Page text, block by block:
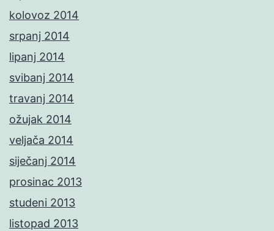
kolovoz 2014
srpanj 2014
lipanj 2014
svibanj 2014
travanj 2014
ožujak 2014
veljača 2014
siječanj 2014
prosinac 2013
studeni 2013
listopad 2013